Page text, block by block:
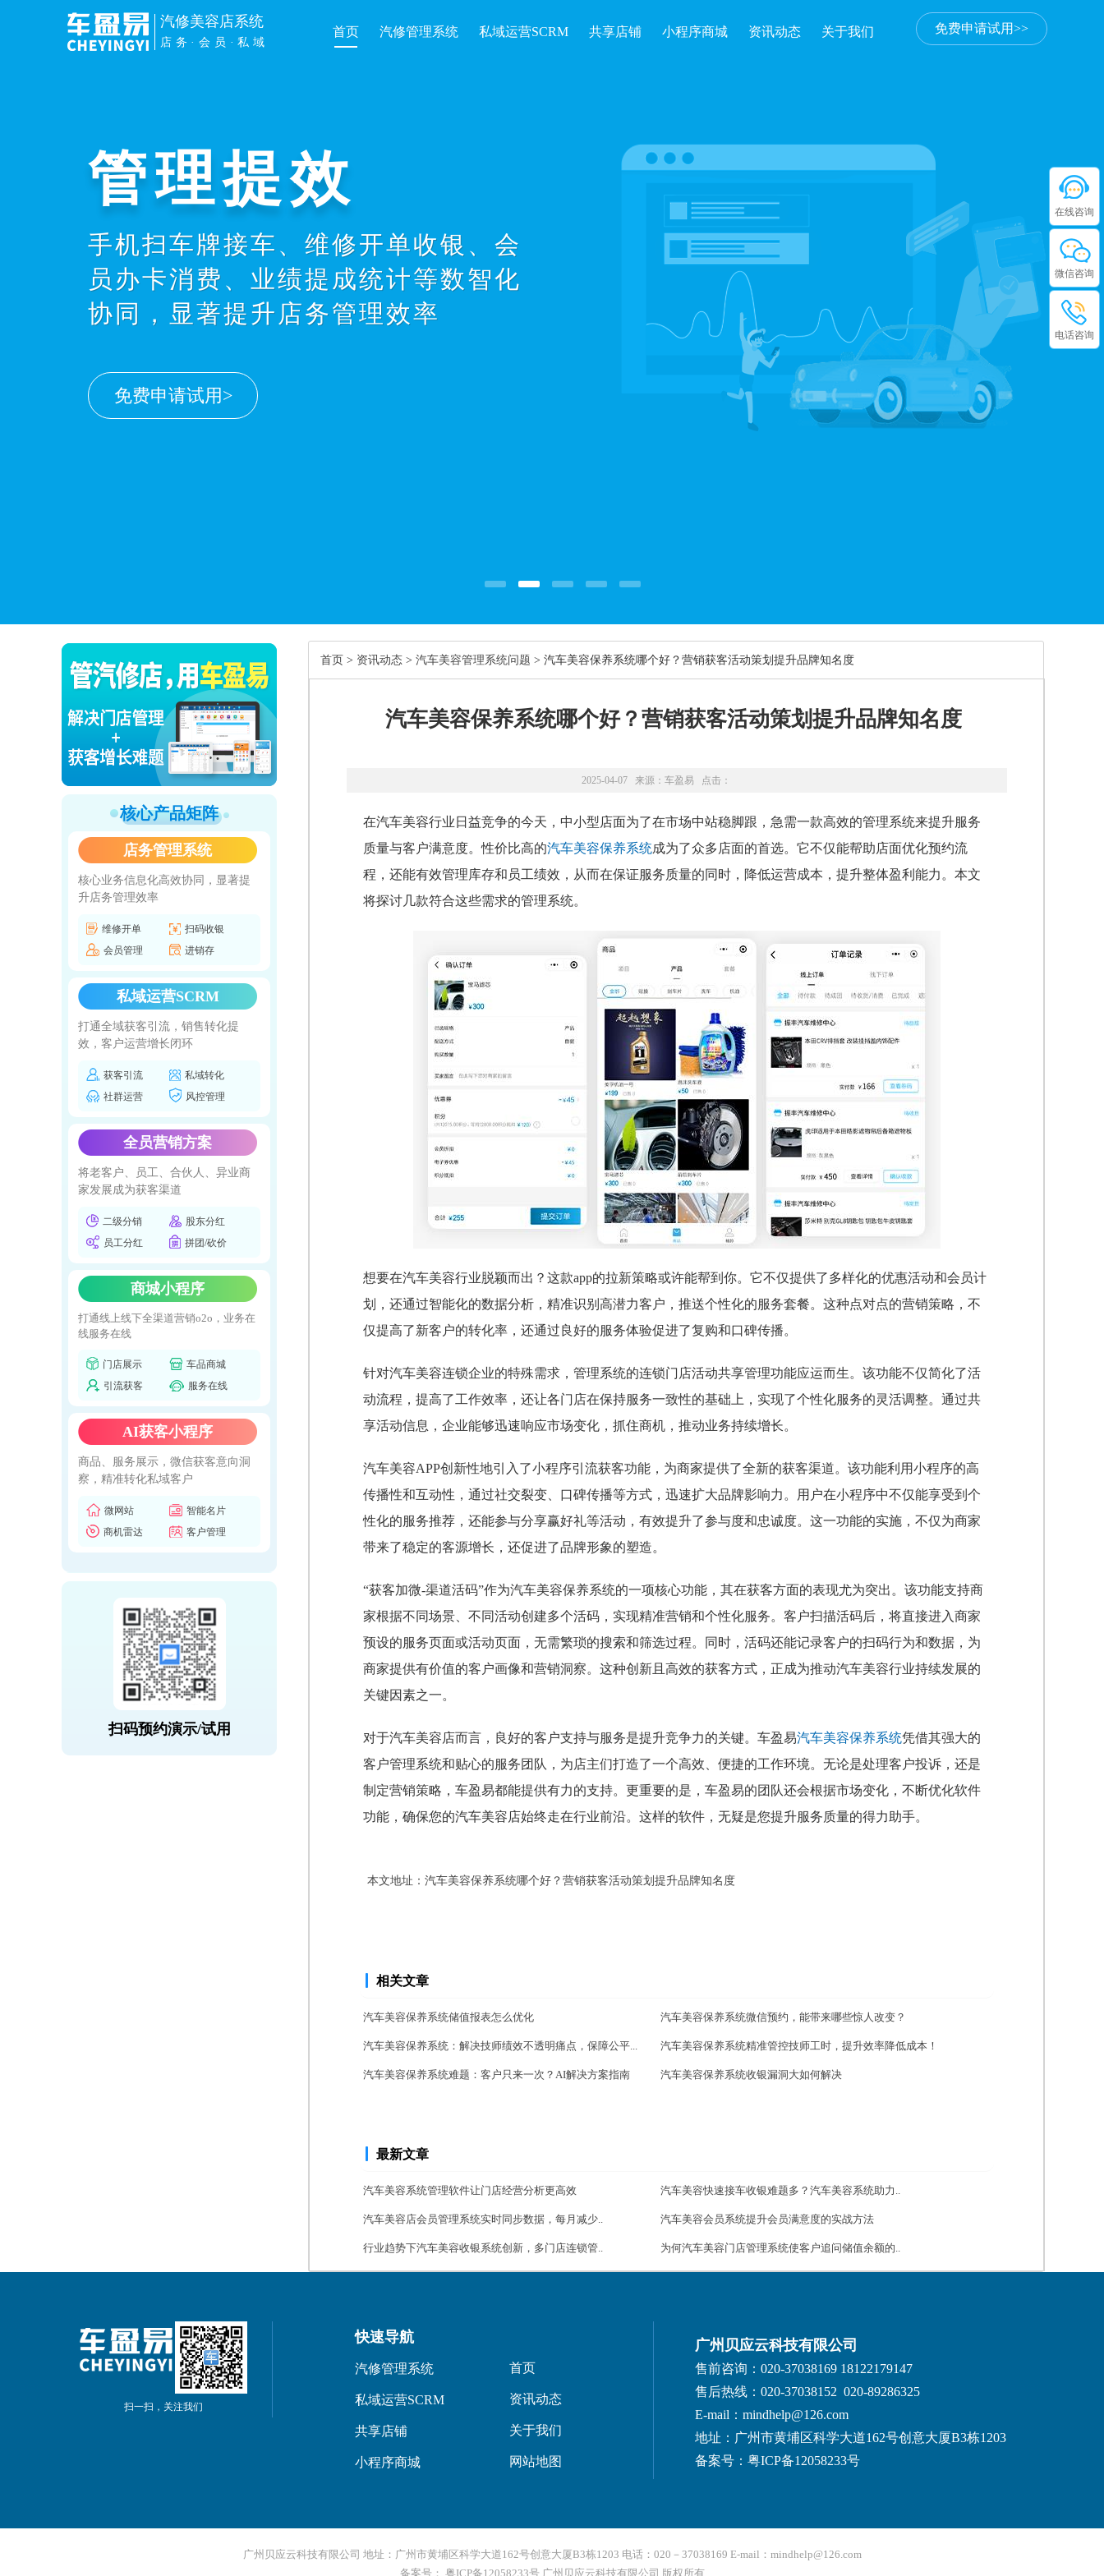
免费申请试用>>
汽修美容店系统
店务·会员·私域
首页 汽修管理系统 私域运营SCRM 共享店铺 小程序商城 资讯动态 关于我们
管理提效
手机扫车牌接车、维修开单收银、会
员办卡消费、业绩提成统计等数智化
协同，显著提升店务管理效率
免费申请试用>
核心产品矩阵
店务管理系统
核心业务信息化高效协同，显著提
升店务管理效率
维修开单
扫码收银
会员管理
进销存
私域运营SCRM
打通全域获客引流，销售转化提
效，客户运营增长闭环
获客引流
私域转化
社群运营
风控管理
全员营销方案
将老客户、员工、合伙人、异业商
家发展成为获客渠道
二级分销
股东分红
员工分红
拼团/砍价
商城小程序
打通线上线下全渠道营销o2o，业务在
线服务在线
门店展示
车品商城
引流获客
服务在线
AI获客小程序
商品、服务展示，微信获客意向洞
察，精准转化私域客户
微网站
智能名片
商机雷达
客户管理
扫码预约演示/试用
首页 > 资讯动态 > 汽车美容管理系统问题 > 汽车美容保养系统哪个好？营销获客活动策划提升品牌知名度
汽车美容保养系统哪个好？营销获客活动策划提升品牌知名度
2025-04-07 来源： 车盈易 点击：
在汽车美容行业日益竞争的今天，中小型店面为了在市场中站稳脚跟，急需一款高效的管理系统来提升服务
质量与客户满意度。性价比高的汽车美容保养系统成为了众多店面的首选。它不仅能帮助店面优化预约流
程，还能有效管理库存和员工绩效，从而在保证服务质量的同时，降低运营成本，提升整体盈利能力。本文
将探讨几款符合这些需求的管理系统。
想要在汽车美容行业脱颖而出？这款app的拉新策略或许能帮到你。它不仅提供了多样化的优惠活动和会员计
划，还通过智能化的数据分析，精准识别高潜力客户，推送个性化的服务套餐。这种点对点的营销策略，不
仅提高了新客户的转化率，还通过良好的服务体验促进了复购和口碑传播。
针对汽车美容连锁企业的特殊需求，管理系统的连锁门店活动共享管理功能应运而生。该功能不仅简化了活
动流程，提高了工作效率，还让各门店在保持服务一致性的基础上，实现了个性化服务的灵活调整。通过共
享活动信息，企业能够迅速响应市场变化，抓住商机，推动业务持续增长。
汽车美容APP创新性地引入了小程序引流获客功能，为商家提供了全新的获客渠道。该功能利用小程序的高
传播性和互动性，通过社交裂变、口碑传播等方式，迅速扩大品牌影响力。用户在小程序中不仅能享受到个
性化的服务推荐，还能参与分享赢好礼等活动，有效提升了参与度和忠诚度。这一功能的实施，不仅为商家
带来了稳定的客源增长，还促进了品牌形象的塑造。
“获客加微-渠道活码”作为汽车美容保养系统的一项核心功能，其在获客方面的表现尤为突出。该功能支持商
家根据不同场景、不同活动创建多个活码，实现精准营销和个性化服务。客户扫描活码后，将直接进入商家
预设的服务页面或活动页面，无需繁琐的搜索和筛选过程。同时，活码还能记录客户的扫码行为和数据，为
商家提供有价值的客户画像和营销洞察。这种创新且高效的获客方式，正成为推动汽车美容行业持续发展的
关键因素之一。
对于汽车美容店而言，良好的客户支持与服务是提升竞争力的关键。车盈易汽车美容保养系统凭借其强大的
客户管理系统和贴心的服务团队，为店主们打造了一个高效、便捷的工作环境。无论是处理客户投诉，还是
制定营销策略，车盈易都能提供有力的支持。更重要的是，车盈易的团队还会根据市场变化，不断优化软件
功能，确保您的汽车美容店始终走在行业前沿。这样的软件，无疑是您提升服务质量的得力助手。
本文地址： 汽车美容保养系统哪个好？营销获客活动策划提升品牌知名度
相关文章
汽车美容保养系统储值报表怎么优化 汽车美容保养系统微信预约，能带来哪些惊人改变？
汽车美容保养系统：解决技师绩效不透明痛点，保障公平... 汽车美容保养系统精准管控技师工时，提升效率降低成本！
汽车美容保养系统难题：客户只来一次？AI解决方案指南 汽车美容保养系统收银漏洞大如何解决
最新文章
汽车美容系统管理软件让门店经营分析更高效 汽车美容快速接车收银难题多？汽车美容系统助力..
汽车美容店会员管理系统实时同步数据，每月减少.. 汽车美容会员系统提升会员满意度的实战方法
行业趋势下汽车美容收银系统创新，多门店连锁管.. 为何汽车美容门店管理系统使客户追问储值余额的..
扫一扫，关注我们
快速导航
汽修管理系统
私域运营SCRM
共享店铺
小程序商城
首页
资讯动态
关于我们
网站地图
广州贝应云科技有限公司
售前咨询：020-37038169 18122179147
售后热线：020-37038152 020-89286325
E-mail：mindhelp@126.com
地址：广州市黄埔区科学大道162号创意大厦B3栋1203
备案号：粤ICP备12058233号
在线咨询
微信咨询
电话咨询
广州贝应云科技有限公司 地址：广州市黄埔区科学大道162号创意大厦B3栋1203 电话：020－37038169 E-mail：mindhelp@126.com
备案号： 粤ICP备12058233号 广州贝应云科技有限公司 版权所有